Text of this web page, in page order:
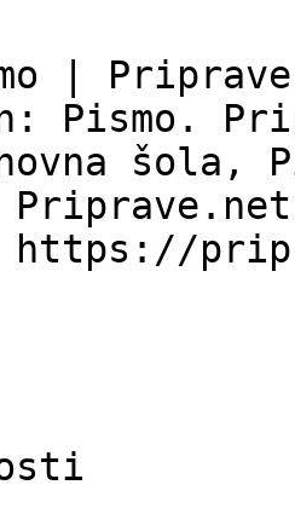
|
Pismo.
šola,
https://